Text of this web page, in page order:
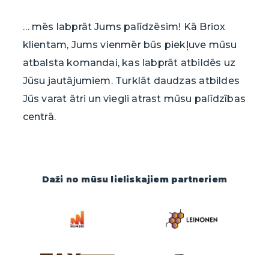
… mēs labprāt Jums palīdzēsim! Kā Briox
klientam, Jums vienmēr būs piekļuve mūsu
atbalsta komandai, kas labprāt atbildēs uz
Jūsu jautājumiem. Turklāt daudzas atbildes
Jūs varat ātri un viegli atrast mūsu palīdzības
centrā.
Daži no mūsu lieliskajiem partneriem